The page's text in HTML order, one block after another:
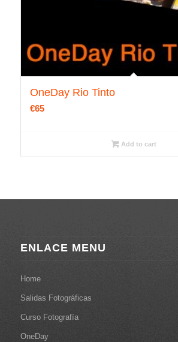
OneDay Rio Tinto
€65
Add to cart
ENLACE MENU
Home
Salidas Fotográficas
Curso Fotografía
OneDay